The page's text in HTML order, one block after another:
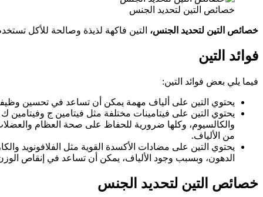
خصائص التين لتحديد الجنس
خصائص التين لتحديد الجنس، التين فاكهة لذيذة وصالحة للأكل
فوائد التين
فيما يلي بعض فوائد التين:
يحتوي التين على ألياف مهمة يمكن أن تساعد في تحسين
والكالسيوم، وكلها ضرورية للحفاظ على صحة العظام
من الألياف.
يحتوي التين على مضادات الأكسدة القوية مثل الفلافونويد
الدهون، وبسبب وجود الألياف، يمكن أن تساعد في إنقاص
خصائص التين لتحديد الجنس